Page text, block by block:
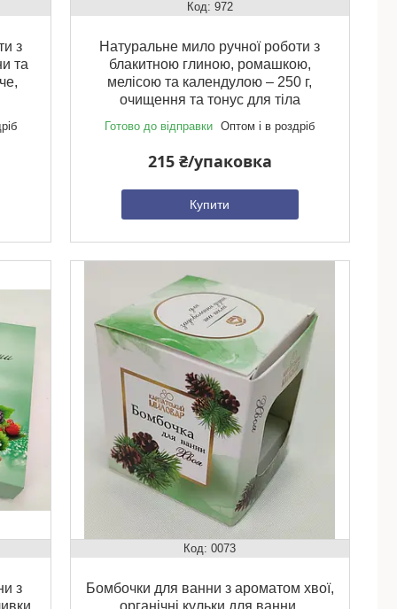
з
та
972
Натуральне мило ручної роботи з
блакитною глиною, ромашкою,
мелісою та календулою – 250 г,
очищення та тонус для тіла
Готово до відправки Оптом і в роздріб
215 ₴/упаковка
Купити
з
0073
Бомбочки для ванни з ароматом хвої,